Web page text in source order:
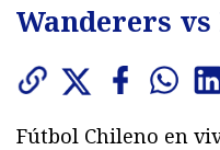
Wanderers vs
Fútbol Chileno en